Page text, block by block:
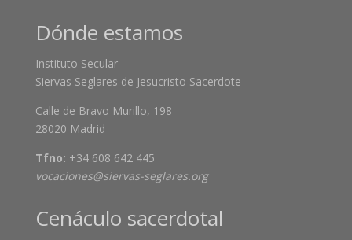
Dónde estamos
Instituto Secular
Siervas Seglares de Jesucristo Sacerdote
Calle de Bravo Murillo, 198
28020 Madrid
Tfno: +34 608 642 445
vocaciones@siervas-seglares.org
Cenáculo sacerdotal